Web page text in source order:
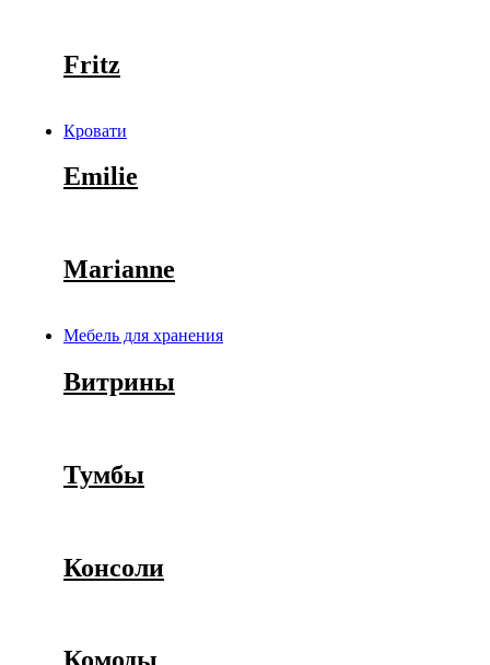
Fritz
Кровати
Emilie
Marianne
Мебель для хранения
Витрины
Тумбы
Консоли